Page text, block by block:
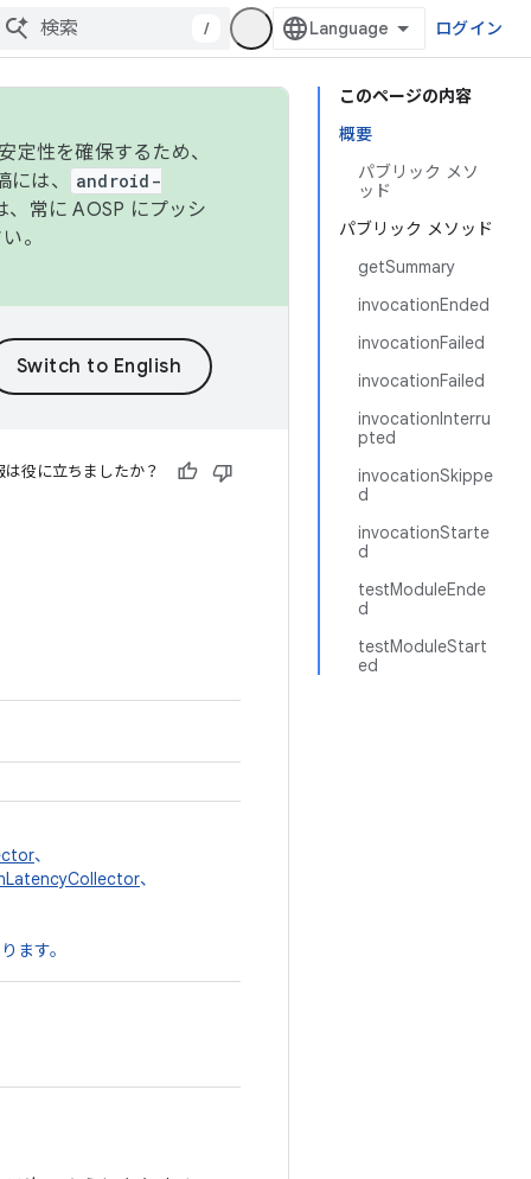
/ ログイン
このページの内容
概要
パブリック メソ
ッド
パブリック メソッド
getSummary
invocationEnded
invocationFailed
invocationFailed
invocationInterru
pted
invocationSkippe
d
invocationStarte
d
testModuleEnde
d
testModuleStart
ed
性を確保するため、
は、
android-
常に AOSP にプッシ
。
は役に立ちましたか？
、
、
ます。